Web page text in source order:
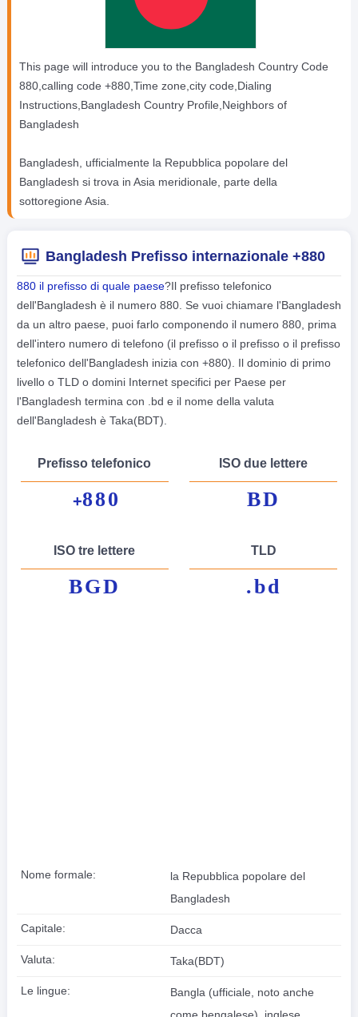
This page will introduce you to the Bangladesh Country Code
880,calling code +880,Time zone,city code,Dialing
Instructions,Bangladesh Country Profile,Neighbors of
Bangladesh
Bangladesh, ufficialmente la Repubblica popolare del
Bangladesh si trova in Asia meridionale, parte della
sottoregione Asia.
Bangladesh Prefisso internazionale +880
880 il prefisso di quale paese?Il prefisso telefonico
dell'Bangladesh è il numero 880. Se vuoi chiamare l'Bangladesh
da un altro paese, puoi farlo componendo il numero 880, prima
dell'intero numero di telefono (il prefisso o il prefisso o il prefisso
telefonico dell'Bangladesh inizia con +880). Il dominio di primo
livello o TLD o domini Internet specifici per Paese per
l'Bangladesh termina con .bd e il nome della valuta
dell'Bangladesh è Taka(BDT).
Prefisso telefonico
+880
ISO due lettere
BD
ISO tre lettere
BGD
TLD
.bd
Nome formale:
la Repubblica popolare del
Bangladesh
Capitale: Dacca
Valuta: Taka(BDT)
Le lingue:
Bangla (ufficiale, noto anche
come bengalese), inglese